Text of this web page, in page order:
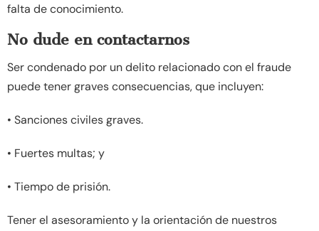
falta de conocimiento.
No dude en contactarnos
Ser condenado por un delito relacionado con el fraude
puede tener graves consecuencias, que incluyen:
• Sanciones civiles graves.
• Fuertes multas; y
• Tiempo de prisión.
Tener el asesoramiento y la orientación de nuestros